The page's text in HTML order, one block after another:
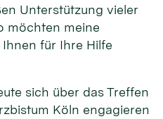
Unterstützung vieler
möchten meine
für Ihre Hilfe
sich über das Treffen
Köln engagieren